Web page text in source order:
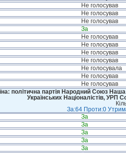
Не голосував
Не голосував
Не голосував
За
Не голосував
Не голосував
Не голосував
Не голосував
Не голосувала
Не голосував
Не голосував
політична партія Народний Союз Наша
Українських Націоналістів, УРП
За:64 Проти:0
За
За
За
За
За